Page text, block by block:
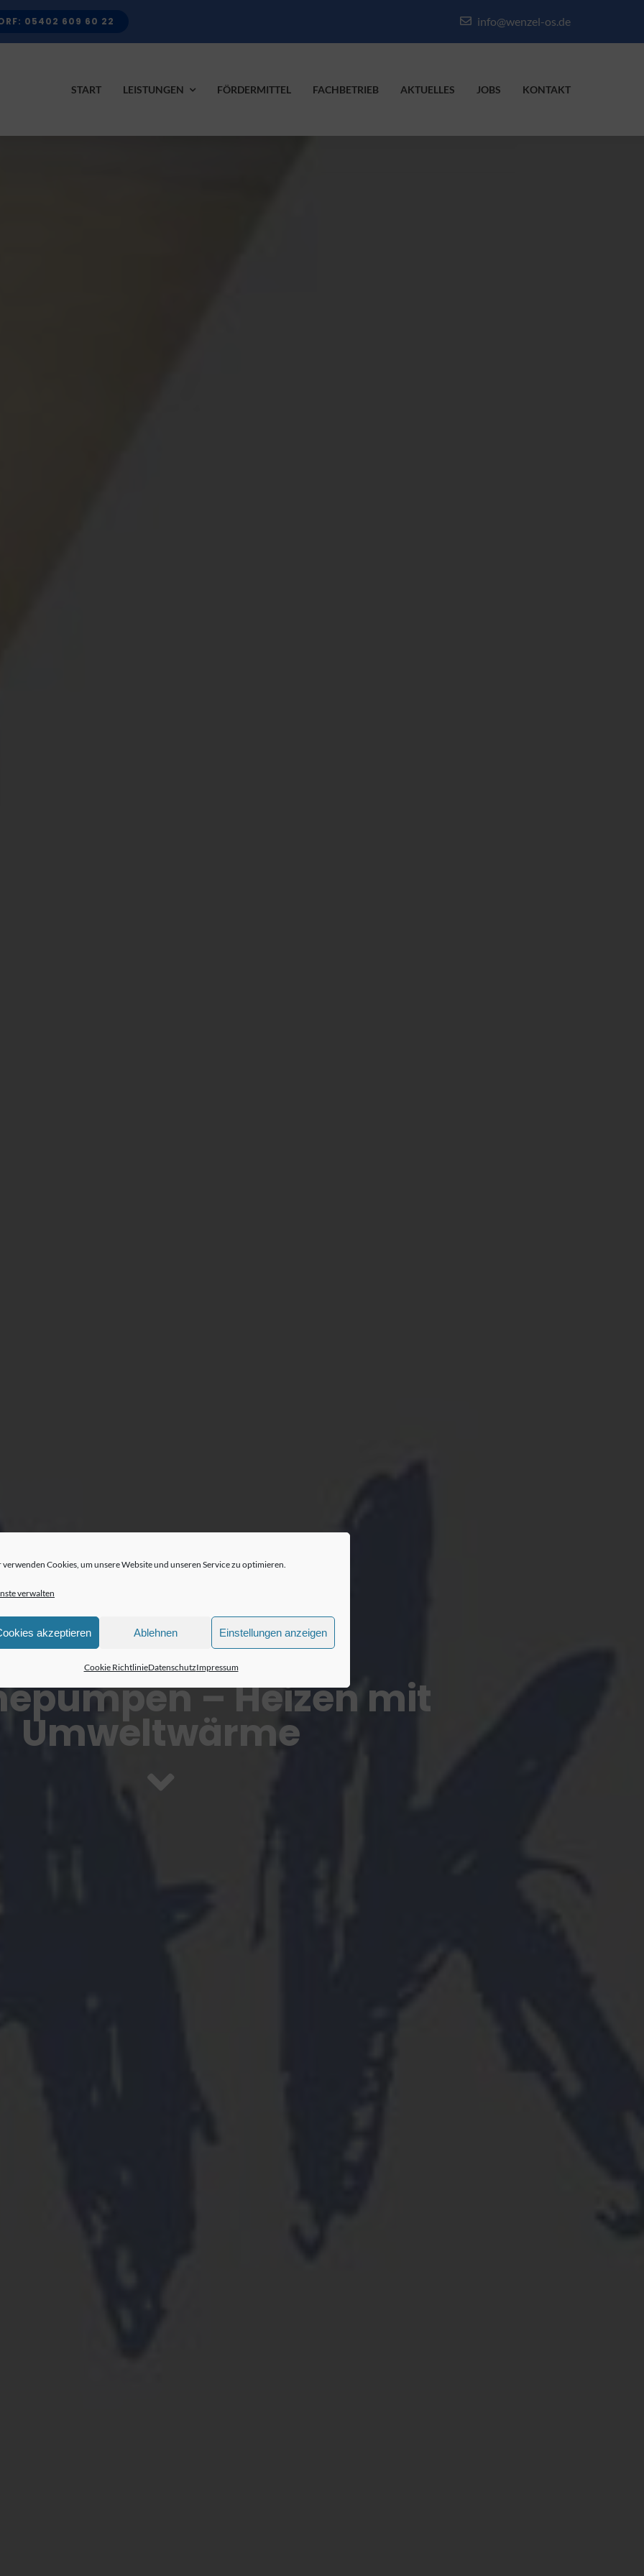
verwenden Cookies, um unsere Website und unseren Service zu optimieren.
verwalten
akzeptieren Ablehnen Einstellungen anzeigen
Cookie RichtlinieDatenschutzImpressum
05402 609 60 22 info@wenzel-os.de
START LEISTUNGEN FÖRDERMITTEL FACHBETRIEB AKTUELLES JOBS KONTAKT
– Heizen mit
Umweltwärme